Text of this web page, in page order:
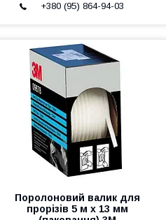
+380 (95) 864-94-03
Поролоновий валик для
прорізів 5 м х 13 мм